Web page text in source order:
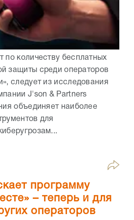
по количеству бесплатных
защиты среди операторов
следует из исследования
J'son & Partners
объединяет наиболее
для
программу
– теперь и для
операторов